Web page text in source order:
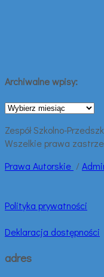
Archiwalne wpisy:
Archiwalne
Zespół Szkolno-
Wszelkie prawa
Prawa Autorskie /
Polityka prywatności
Deklaracja dostępności
adres